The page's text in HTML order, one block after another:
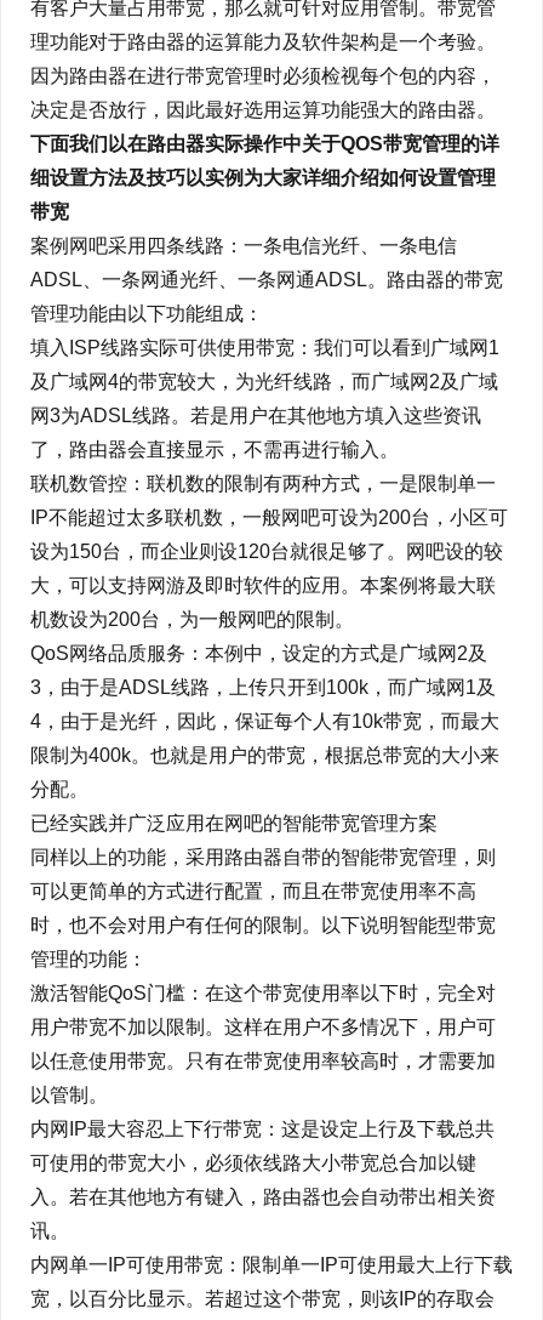
有客户大量占用带宽，那么就可针对应用管制。带宽管
理功能对于路由器的运算能力及软件架构是一个考验。
因为路由器在进行带宽管理时必须检视每个包的内容，
决定是否放行，因此最好选用运算功能强大的路由器。
下面我们以在路由器实际操作中关于QOS带宽管理的详
细设置方法及技巧以实例为大家详细介绍如何设置管理
带宽
案例网吧采用四条线路：一条电信光纤、一条电信
ADSL、一条网通光纤、一条网通ADSL。路由器的带宽
管理功能由以下功能组成：
填入ISP线路实际可供使用带宽：我们可以看到广域网1
及广域网4的带宽较大，为光纤线路，而广域网2及广域
网3为ADSL线路。若是用户在其他地方填入这些资讯
了，路由器会直接显示，不需再进行输入。
联机数管控：联机数的限制有两种方式，一是限制单一
IP不能超过太多联机数，一般网吧可设为200台，小区可
设为150台，而企业则设120台就很足够了。网吧设的较
大，可以支持网游及即时软件的应用。本案例将最大联
机数设为200台，为一般网吧的限制。
QoS网络品质服务：本例中，设定的方式是广域网2及
3，由于是ADSL线路，上传只开到100k，而广域网1及
4，由于是光纤，因此，保证每个人有10k带宽，而最大
限制为400k。也就是用户的带宽，根据总带宽的大小来
分配。
已经实践并广泛应用在网吧的智能带宽管理方案
同样以上的功能，采用路由器自带的智能带宽管理，则
可以更简单的方式进行配置，而且在带宽使用率不高
时，也不会对用户有任何的限制。以下说明智能型带宽
管理的功能：
激活智能QoS门槛：在这个带宽使用率以下时，完全对
用户带宽不加以限制。这样在用户不多情况下，用户可
以任意使用带宽。只有在带宽使用率较高时，才需要加
以管制。
内网IP最大容忍上下行带宽：这是设定上行及下载总共
可使用的带宽大小，必须依线路大小带宽总合加以键
入。若在其他地方有键入，路由器也会自动带出相关资
讯。
内网单一IP可使用带宽：限制单一IP可使用最大上行下载
宽，以百分比显示。若超过这个带宽，则该IP的存取会